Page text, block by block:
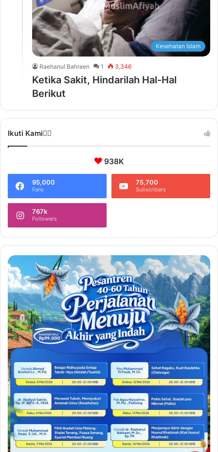
Kesehatan Islam
Raehanul Bahraen 1 3,346
Ketika Sakit, Hindarilah Hal-Hal
Berikut
Ikuti Kami❤️‍🔥
938K
95,000
Fans
75,700
Subscribers
767k
Followers